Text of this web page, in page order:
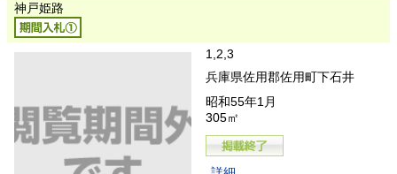
神戸姫路
1,2,3
兵庫県佐用郡佐用町下石井
昭和55年1月
305㎡